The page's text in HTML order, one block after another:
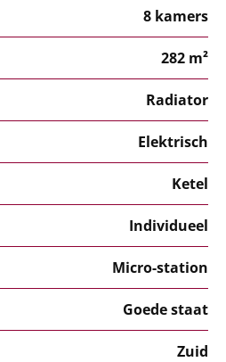
8 kamers
282 m²
Radiator
Elektrisch
Ketel
Individueel
Micro-station
Goede staat
Zuid